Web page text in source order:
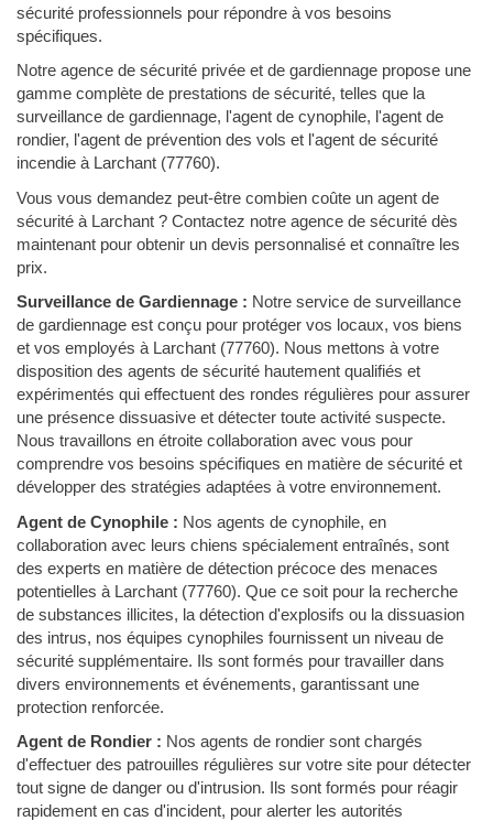
sécurité professionnels pour répondre à vos besoins
spécifiques.
Notre agence de sécurité privée et de gardiennage propose une
gamme complète de prestations de sécurité, telles que la
surveillance de gardiennage, l'agent de cynophile, l'agent de
rondier, l'agent de prévention des vols et l'agent de sécurité
incendie à Larchant (77760).
Vous vous demandez peut-être combien coûte un agent de
sécurité à Larchant ? Contactez notre agence de sécurité dès
maintenant pour obtenir un devis personnalisé et connaître les
prix.
Surveillance de Gardiennage : Notre service de surveillance
de gardiennage est conçu pour protéger vos locaux, vos biens
et vos employés à Larchant (77760). Nous mettons à votre
disposition des agents de sécurité hautement qualifiés et
expérimentés qui effectuent des rondes régulières pour assurer
une présence dissuasive et détecter toute activité suspecte.
Nous travaillons en étroite collaboration avec vous pour
comprendre vos besoins spécifiques en matière de sécurité et
développer des stratégies adaptées à votre environnement.
Agent de Cynophile : Nos agents de cynophile, en
collaboration avec leurs chiens spécialement entraînés, sont
des experts en matière de détection précoce des menaces
potentielles à Larchant (77760). Que ce soit pour la recherche
de substances illicites, la détection d'explosifs ou la dissuasion
des intrus, nos équipes cynophiles fournissent un niveau de
sécurité supplémentaire. Ils sont formés pour travailler dans
divers environnements et événements, garantissant une
protection renforcée.
Agent de Rondier : Nos agents de rondier sont chargés
d'effectuer des patrouilles régulières sur votre site pour détecter
tout signe de danger ou d'intrusion. Ils sont formés pour réagir
rapidement en cas d'incident, pour alerter les autorités